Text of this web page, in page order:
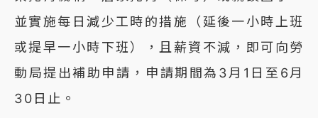
並實施每日減少工時的措施（延後一小時上班
或提早一小時下班），且薪資不減，即可向勞
動局提出補助申請，申請期間為3月1日至6月
30日止。